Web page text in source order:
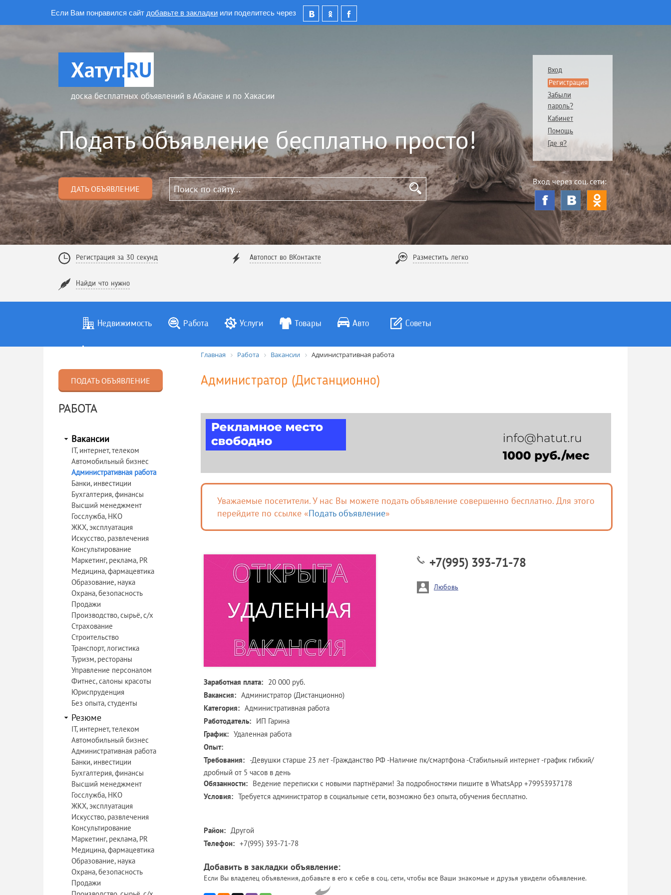
Если Вам понравился сайт добавьте в закладки или поделитесь через
Хатут.RU
доска бесплатных объявлений в Абакане и по Хакасии
Подать объявление бесплатно просто!
ДАТЬ ОБЪЯВЛЕНИЕ
Вход
Регистрация
Забыли
пароль?
Кабинет
Помощь
Где я?
Вход через соц. сети:
Регистрация за 30 секунд Автопост во ВКонтакте Разместить легко
Найди что нужно
Недвижимость Работа Услуги Товары Авто Советы
ПОДАТЬ ОБЪЯВЛЕНИЕ
РАБОТА
Вакансии
IT, интернет, телеком
Автомобильный бизнес
Административная работа
Банки, инвестиции
Бухгалтерия, финансы
Высший менеджмент
Госслужба, НКО
ЖКХ, эксплуатация
Искусство, развлечения
Консультирование
Маркетинг, реклама, PR
Медицина, фармацевтика
Образование, наука
Охрана, безопасность
Продажи
Производство, сырьё, с/х
Страхование
Строительство
Транспорт, логистика
Туризм, рестораны
Управление персоналом
Фитнес, салоны красоты
Юриспруденция
Без опыта, студенты
Резюме
IT, интернет, телеком
Автомобильный бизнес
Административная работа
Банки, инвестиции
Бухгалтерия, финансы
Высший менеджмент
Госслужба, НКО
ЖКХ, эксплуатация
Искусство, развлечения
Консультирование
Маркетинг, реклама, PR
Медицина, фармацевтика
Образование, наука
Охрана, безопасность
Продажи
Главная Работа Вакансии Административная работа
Администратор (Дистанционно)
Уважаемые посетители. У нас Вы можете подать объявление совершенно бесплатно. Для этого
перейдите по ссылке «Подать объявление»
+7(995) 393-71-78
Любовь
Заработная плата: 20 000 руб.
Вакансия: Администратор (Дистанционно)
Категория: Административная работа
Работодатель: ИП Гарина
График: Удаленная работа
Опыт:
Требования: -Девушки старше 23 лет -Гражданство РФ -Наличие пк/смартфона -Стабильный интернет -график гибкий/
дробный от 5 часов в день
Обязанности: Ведение переписки с новыми партнёрами! За подробностями пишите в WhatsApp +79953937178
Условия: Требуется администратор в социальные сети, возможно без опыта, обучения бесплатно.
Район: Другой
Телефон: +7(995) 393-71-78
Добавить в закладки объявление:
Если Вы владелец объявления, добавьте в его к себе в соц. сети, чтобы все Ваши знакомые и друзья увидели объявление.